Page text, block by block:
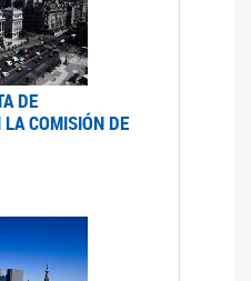
DE
COMISIÓN DE